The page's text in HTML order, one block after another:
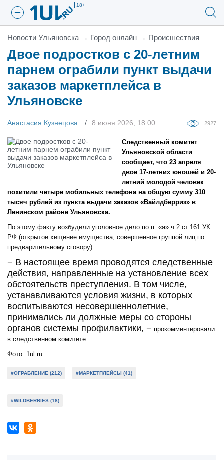
18+
Новости Ульяновска → Город онлайн → Проиcшествия
Двое подростков с 20-летним
парнем ограбили пункт выдачи
заказов маркетплейса в
Ульяновске
Анастасия Кузнецова 8 июня 2026, 18:00 2927
Следственный комитет
Ульяновской области
сообщает, что 23 апреля
двое 17-летних юношей и 20-
летний молодой человек
похитили четыре мобильных телефона на общую сумму 310
тысяч рублей из пункта выдачи заказов «Вайлдберриз» в
Ленинском районе Ульяновска.
По этому факту возбудили уголовное дело по п. «а» ч.2 ст.161 УК
РФ (открытое хищение имущества, совершенное группой лиц по
предварительному сговору).
− В настоящее время проводятся следственные
действия, направленные на установление всех
обстоятельств преступления. В том числе,
устанавливаются условия жизни, в которых
воспитываются несовершеннолетние,
принимались ли должные меры со стороны
органов системы профилактики, − прокомментировали
в следственном комитете.
Фото: 1ul.ru
#ОГРАБЛЕНИЕ (212) #МАРКЕТПЛЕЙСЫ (41)
#WILDBERRIES (18)